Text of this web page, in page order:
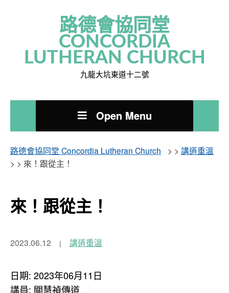
路德會協同堂
CONCORDIA
LUTHERAN CHURCH
九龍大坑東道十二號
Open Menu
路德會協同堂 Concordia Lutheran Church > > 講道重溫
> > 來！跟從主！
來！跟從主！
2023.06.12 講道重溫
日期: 2023年06月11日
講員: 關慧禎傳道